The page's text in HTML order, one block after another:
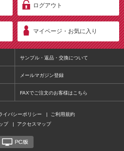
ログアウト
マイページ・お気に入り
サンプル・返品・交換について
メールマガジン登録
FAXでご注文のお客様はこちら
イバシーポリシー |
ご利用規約
プ
| アクセスマップ